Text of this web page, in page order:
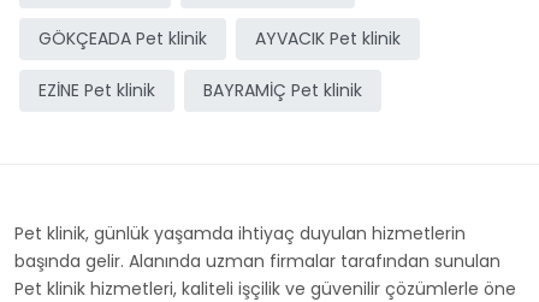
GÖKÇEADA Pet klinik AYVACIK Pet klinik
EZİNE Pet klinik BAYRAMİÇ Pet klinik
Pet klinik, günlük yaşamda ihtiyaç duyulan hizmetlerin
başında gelir. Alanında uzman firmalar tarafından sunulan
Pet klinik hizmetleri, kaliteli işçilik ve güvenilir çözümlerle öne